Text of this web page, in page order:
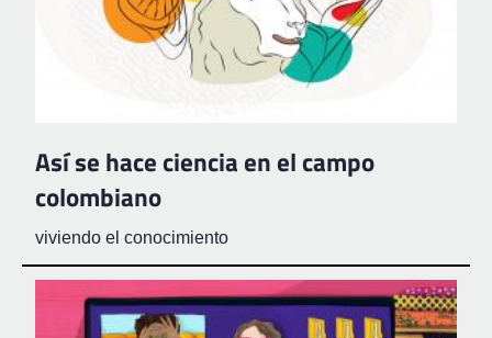
Así se hace ciencia en el campo
colombiano
viviendo el conocimiento